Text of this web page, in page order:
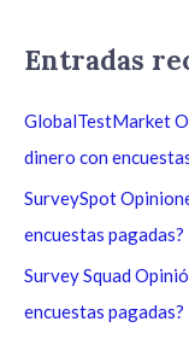
a
r
p
Entradas
GlobalTestMarket
dinero con
SurveySpot
encuestas pagadas?
Survey Squad
encuestas pagadas?